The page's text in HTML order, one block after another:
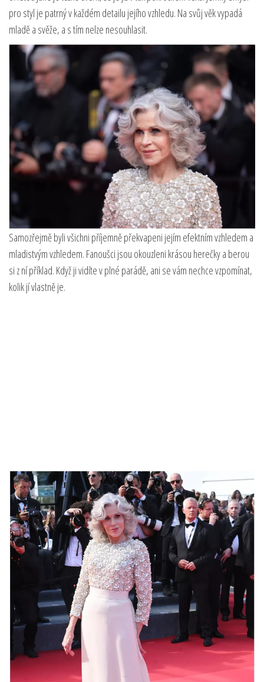
pro styl je patrný v každém detailu jejího vzhledu. Na svůj věk vypadá
mladě a svěže, a s tím nelze nesouhlasit.
Samozřejmě byli všichni příjemně překvapeni jejím efektním vzhledem a
mladistvým vzhledem. Fanoušci jsou okouzleni krásou herečky a berou
si z ní příklad. Když ji vidíte v plné parádě, ani se vám nechce vzpomínat,
kolik jí vlastně je.